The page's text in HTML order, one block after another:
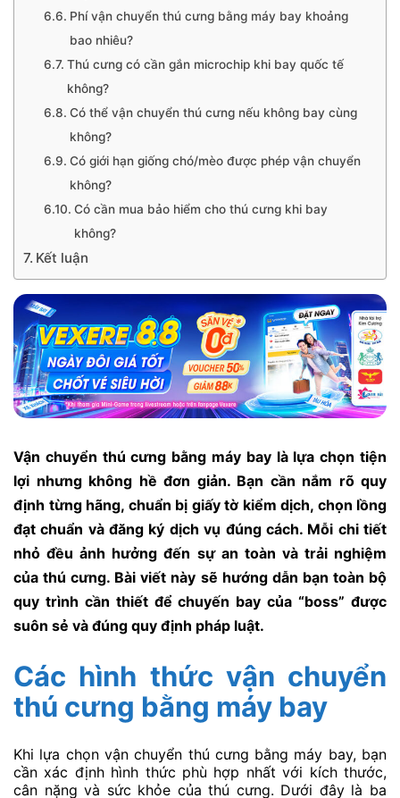
Phí vận chuyển thú cưng bằng máy bay khoảng
bao nhiêu?
Thú cưng có cần gắn microchip khi bay quốc tế
không?
Có thể vận chuyển thú cưng nếu không bay cùng
không?
Có giới hạn giống chó/mèo được phép vận chuyển
không?
Có cần mua bảo hiểm cho thú cưng khi bay
không?
Kết luận
Vận chuyển thú cưng bằng máy bay là lựa chọn tiện
lợi nhưng không hề đơn giản. Bạn cần nắm rõ quy
định từng hãng, chuẩn bị giấy tờ kiểm dịch, chọn lồng
đạt chuẩn và đăng ký dịch vụ đúng cách. Mỗi chi tiết
nhỏ đều ảnh hưởng đến sự an toàn và trải nghiệm
của thú cưng. Bài viết này sẽ hướng dẫn bạn toàn bộ
quy trình cần thiết để chuyến bay của “boss” được
suôn sẻ và đúng quy định pháp luật.
Các hình thức vận chuyển
thú cưng bằng máy bay
Khi lựa chọn vận chuyển thú cưng bằng máy bay, bạn
cần xác định hình thức phù hợp nhất với kích thước,
cân nặng và sức khỏe của thú cưng. Dưới đây là ba